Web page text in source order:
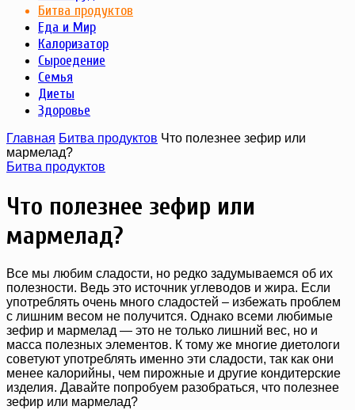
Битва продуктов
Еда и Мир
Калоризатор
Сыроедение
Семья
Диеты
Здоровье
Главная Битва продуктов Что полезнее зефир или
мармелад?
Битва продуктов
Что полезнее зефир или
мармелад?
Все мы любим сладости, но редко задумываемся об их
полезности. Ведь это источник углеводов и жира. Если
употреблять очень много сладостей – избежать проблем
с лишним весом не получится. Однако всеми любимые
зефир и мармелад — это не только лишний вес, но и
масса полезных элементов. К тому же многие диетологи
советуют употреблять именно эти сладости, так как они
менее калорийны, чем пирожные и другие кондитерские
изделия. Давайте попробуем разобраться, что полезнее
зефир или мармелад?